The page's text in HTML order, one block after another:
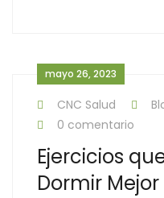
mayo 26, 2023
CNC Salud
0 comentario
Ejercicios
Dormir Mejor